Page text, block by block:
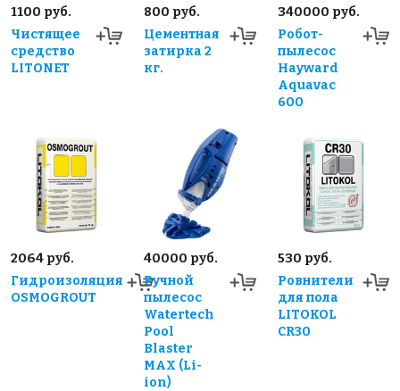
1100 руб.
Чистящее
средство
LITONET
800 руб.
Цементная
затирка 2
кг.
340000 руб.
Робот-
пылесос
Hayward
Aquavac
600
2064 руб.
Гидроизоляция
OSMOGROUT
40000 руб.
Ручной
пылесос
Watertech
Pool
Blaster
MAX (Li-
ion)
530 руб.
Ровнители
для пола
LITOKOL
CR30